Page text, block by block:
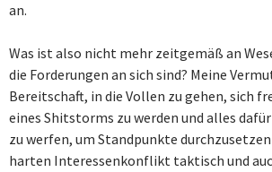
an.
Was ist also nicht mehr zeitgemäß an
die Forderungen an sich sind? Meine
Bereitschaft, in die Vollen zu gehen, sich
eines Shitstorms zu werden und alles
zu werfen, um Standpunkte
harten Interessenkonflikt taktisch und